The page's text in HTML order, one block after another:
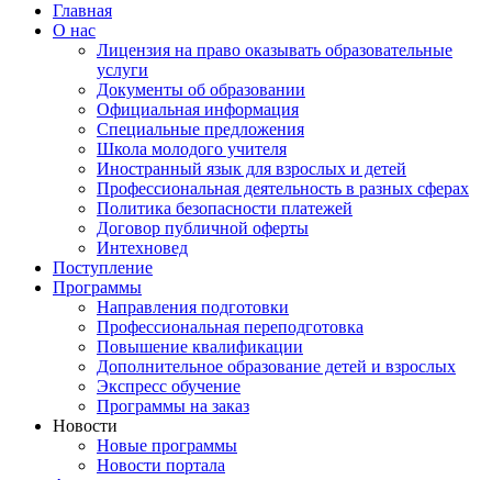
Главная
О нас
Лицензия на право оказывать образовательные
услуги
Документы об образовании
Официальная информация
Специальные предложения
Школа молодого учителя
Иностранный язык для взрослых и детей
Профессиональная деятельность в разных сферах
Политика безопасности платежей
Договор публичной оферты
Интехновед
Поступление
Программы
Направления подготовки
Профессиональная переподготовка
Повышение квалификации
Дополнительное образование детей и взрослых
Экспресс обучение
Программы на заказ
Новости
Новые программы
Новости портала